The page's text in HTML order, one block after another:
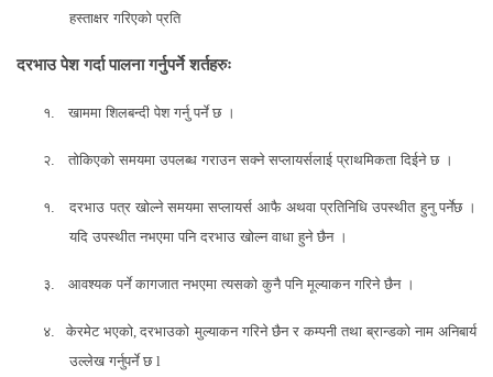
हस्ताक्षर गरिएको प्रति
दरभाउ पेश गर्दा पालना गर्नुपर्ने शर्तहरुः
१. खाममा शिलबन्दी पेश गर्नु पर्ने छ ।
२. तोकिएको समयमा उपलब्ध गराउन सक्ने सप्लायर्सलाई प्राथमिकता दिईने छ ।
१.
दरभाउ पत्र खोल्ने समयमा सप्लायर्स आफै अथवा प्रतिनिधि उपस्थीत हुनु पर्नेछ ।
यदि उपस्थीत नभएमा पनि दरभाउ खोल्न वाधा हुने छैन ।
३. आवश्यक पर्ने कागजात नभएमा त्यसको कुनै पनि मूल्याकन गरिने छैन ।
४. केरमेट भएको,दरभाउको मुल्याकन गरिने छैन र कम्पनी तथा ब्रान्डको नाम अनिबार्य
उल्लेख गर्नुपर्ने छ l